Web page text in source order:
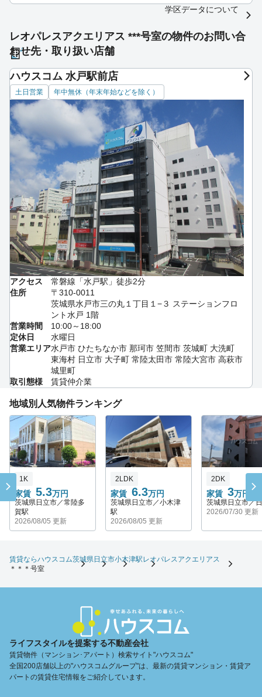
学区データについて
レオパレスアクエリアス ***号室の物件のお問い合
わせ先・取り扱い店舗
ハウスコム 水戸駅前店
土日営業 年中無休（年末年始などを除く）
アクセス
常磐線「水戸駅」徒歩2分
住所
〒310-0011
茨城県水戸市三の丸１丁目１−３ ステーションフロ
ント水戸 1階
営業時間
10:00～18:00
定休日
水曜日
営業エリア水戸市 ひたちなか市 那珂市 笠間市 茨城町 大洗町
東海村 日立市 大子町 常陸太田市 常陸大宮市 高萩市
城里町
取引態様
賃貸仲介業
地域別人気物件ランキング
家賃 5.3万円
1K
茨城県日立市／常陸多
賀駅
2026/08/05 更新
家賃 6.3万円
2LDK
茨城県日立市／小木津
駅
2026/08/05 更新
家賃 3万円
2DK
茨城県日立市／
2026/07/30 更新
賃貸ならハウスコム茨城県 日立市小木津駅レオパレスアクエリアス
＊＊＊号室
ライフスタイルを提案する不動産会社
賃貸物件（マンション･アパート）検索サイト"ハウスコム"
全国200店舗以上の"ハウスコムグループ"は、最新の賃貸マンション・賃貸ア
パートの賃貸住宅情報をご紹介しています。